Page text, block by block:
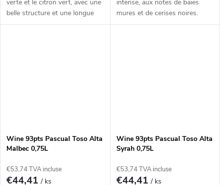
verte et le citron vert, avec une
belle structure et une longue
finale.
intense, aux notes de baies
mures et de cerises noires.
Wine 93pts Pascual Toso Alta
Malbec 0,75L
€53,74 TVA incluse
€44,41/ ks
Wine 93pts Pascual Toso Alta
Syrah 0,75L
€53,74 TVA incluse
€44,41/ ks